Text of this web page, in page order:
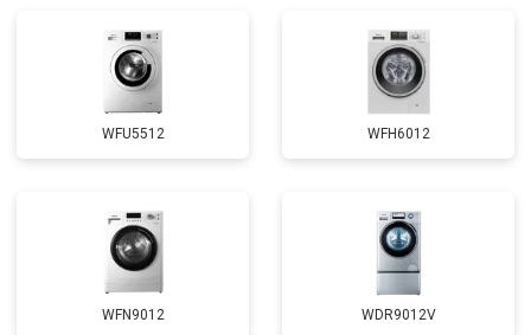
WFU5512 WFH6012
WFN9012 WDR9012V